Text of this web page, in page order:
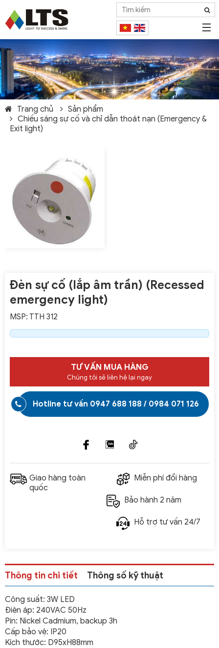
Trang chủ
Sản phẩm
Chiếu sáng sự cố và chỉ dẫn thoát nạn (Emergency &
Exit light)
Đèn sự cố (lắp âm trần) (Recessed
emergency light)
MSP: TTH 312
TƯ VẤN MUA HÀNG
Chúng tôi sẽ liên hệ lại ngay
Hotline tư vấn 0947 688 188 / 0984 071 126
Giao hàng toàn
quốc
Miễn phí đổi hàng
Bảo hành 2 năm
Hỗ trợ tư vấn 24/7
Thông tin chi tiết Thông số kỹ thuật
Công suất: 3W LED
Điện áp: 240VAC 50Hz
Pin: Nickel Cadmium, backup 3h
Cấp bảo vệ: IP20
Kích thước: D95xH88mm